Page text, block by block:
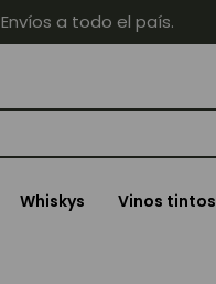
Envíos a todo el país.
Whiskys Vinos tintos